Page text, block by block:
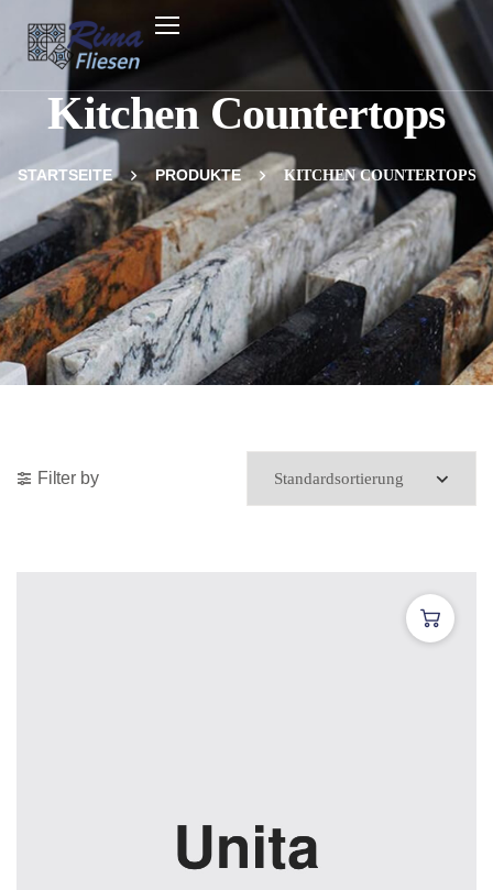
Kitchen Countertops
STARTSEITE PRODUKTE KITCHEN COUNTERTOPS
Filter by